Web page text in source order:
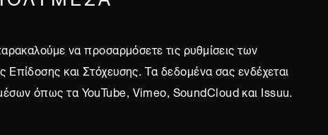
να προσαρμόσετε τις ρυθμίσεις των
Επίδοσης και Στόχευσης. Τα δεδομένα σας ενδέχεται
όπως τα YouTube, Vimeo, SoundCloud και Issuu.